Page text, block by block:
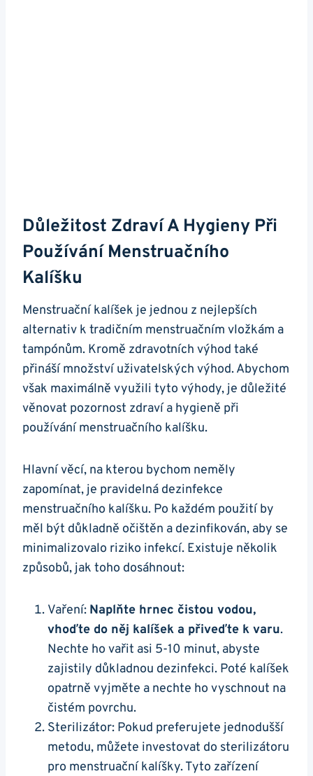
Důležitost Zdraví A Hygieny Při
Používání Menstruačního
Kalíšku
Menstruační kalíšek je jednou z nejlepších
alternativ k tradičním menstruačním vložkám a
tampónům. Kromě zdravotních výhod také
přináší množství uživatelských výhod. Abychom
však maximálně využili tyto výhody, je důležité
věnovat pozornost zdraví a hygieně při
používání menstruačního kalíšku.
Hlavní věcí, na kterou bychom neměly
zapomínat, je pravidelná dezinfekce
menstruačního kalíšku. Po každém použití by
měl být důkladně očištěn a dezinfikován, aby se
minimalizovalo riziko infekcí. Existuje několik
způsobů, jak toho dosáhnout:
Vaření: Naplňte hrnec čistou vodou,
vhoďte do něj kalíšek a přiveďte k varu.
Nechte ho vařit asi 5-10 minut, abyste
zajistily důkladnou dezinfekci. Poté kalíšek
opatrně vyjměte a nechte ho vyschnout na
čistém povrchu.
Sterilizátor: Pokud preferujete jednodušší
metodu, můžete investovat do sterilizátoru
pro menstruační kalíšky. Tyto zařízení